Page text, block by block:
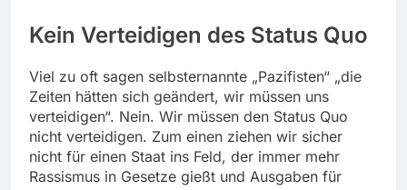
Kein Verteidigen des Status Quo
Viel zu oft sagen selbsternannte „Pazifisten“ „die
Zeiten hätten sich geändert, wir müssen uns
verteidigen“. Nein. Wir müssen den Status Quo
nicht verteidigen. Zum einen ziehen wir sicher
nicht für einen Staat ins Feld, der immer mehr
Rassismus in Gesetze gießt und Ausgaben für